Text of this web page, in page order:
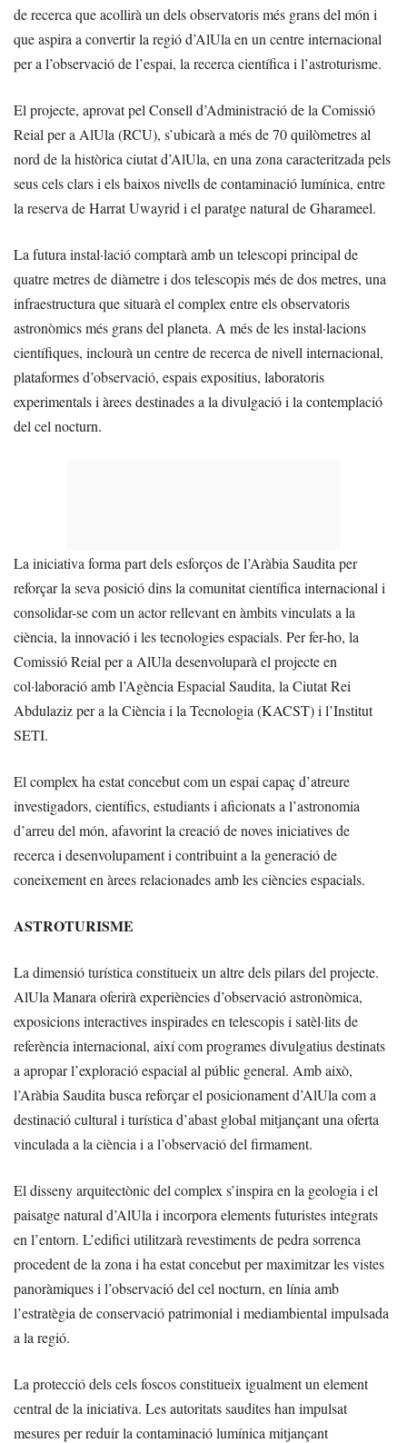
de recerca que acollirà un dels observatoris més grans del món i
que aspira a convertir la regió d’AlUla en un centre internacional
per a l’observació de l’espai, la recerca científica i l’astroturisme.
El projecte, aprovat pel Consell d’Administració de la Comissió
Reial per a AlUla (RCU), s’ubicarà a més de 70 quilòmetres al
nord de la històrica ciutat d’AlUla, en una zona caracteritzada pels
seus cels clars i els baixos nivells de contaminació lumínica, entre
la reserva de Harrat Uwayrid i el paratge natural de Gharameel.
La futura instal·lació comptarà amb un telescopi principal de
quatre metres de diàmetre i dos telescopis més de dos metres, una
infraestructura que situarà el complex entre els observatoris
astronòmics més grans del planeta. A més de les instal·lacions
científiques, inclourà un centre de recerca de nivell internacional,
plataformes d’observació, espais expositius, laboratoris
experimentals i àrees destinades a la divulgació i la contemplació
del cel nocturn.
La iniciativa forma part dels esforços de l’Aràbia Saudita per
reforçar la seva posició dins la comunitat científica internacional i
consolidar-se com un actor rellevant en àmbits vinculats a la
ciència, la innovació i les tecnologies espacials. Per fer-ho, la
Comissió Reial per a AlUla desenvoluparà el projecte en
col·laboració amb l’Agència Espacial Saudita, la Ciutat Rei
Abdulaziz per a la Ciència i la Tecnologia (KACST) i l’Institut
SETI.
El complex ha estat concebut com un espai capaç d’atreure
investigadors, científics, estudiants i aficionats a l’astronomia
d’arreu del món, afavorint la creació de noves iniciatives de
recerca i desenvolupament i contribuint a la generació de
coneixement en àrees relacionades amb les ciències espacials.
ASTROTURISME
La dimensió turística constitueix un altre dels pilars del projecte.
AlUla Manara oferirà experiències d’observació astronòmica,
exposicions interactives inspirades en telescopis i satèl·lits de
referència internacional, així com programes divulgatius destinats
a apropar l’exploració espacial al públic general. Amb això,
l’Aràbia Saudita busca reforçar el posicionament d’AlUla com a
destinació cultural i turística d’abast global mitjançant una oferta
vinculada a la ciència i a l’observació del firmament.
El disseny arquitectònic del complex s’inspira en la geologia i el
paisatge natural d’AlUla i incorpora elements futuristes integrats
en l’entorn. L’edifici utilitzarà revestiments de pedra sorrenca
procedent de la zona i ha estat concebut per maximitzar les vistes
panoràmiques i l’observació del cel nocturn, en línia amb
l’estratègia de conservació patrimonial i mediambiental impulsada
a la regió.
La protecció dels cels foscos constitueix igualment un element
central de la iniciativa. Les autoritats saudites han impulsat
mesures per reduir la contaminació lumínica mitjançant